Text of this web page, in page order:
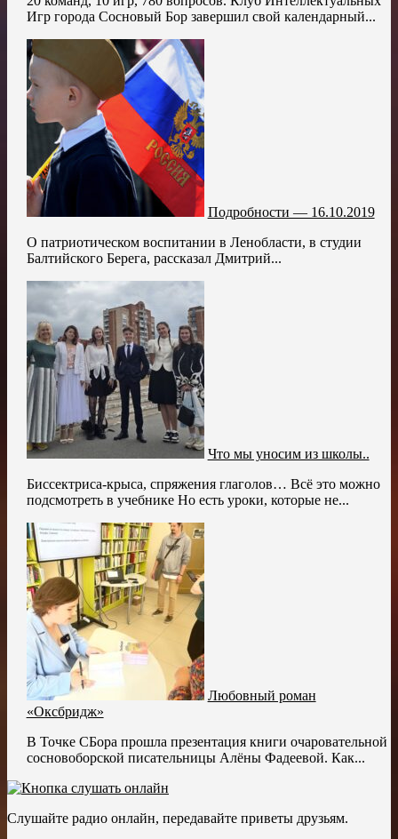
Игр города Сосновый Бор завершил свой календарный...
Подробности — 16.10.2019
О патриотическом воспитании в Ленобласти, в студии
Балтийского Берега, рассказал Дмитрий...
Что мы уносим из школы..
Биссектриса-крыса, спряжения глаголов… Всё это можно
подсмотреть в учебнике Но есть уроки, которые не...
Любовный роман
«Оксбридж»
В Точке СБора прошла презентация книги очаровательной
сосновоборской писательницы Алёны Фадеевой. Как...
Слушайте радио онлайн, передавайте приветы друзьям.